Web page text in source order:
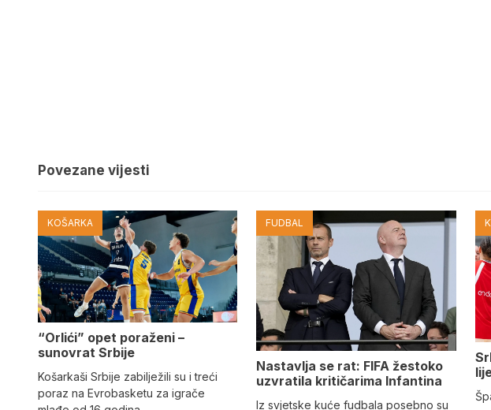
Povezane vijesti
KOŠARKA
“Orlići” opet poraženi –
sunovrat Srbije
Košarkaši Srbije zabilježili su i treći
poraz na Evrobasketu za igrače
FUDBAL
Nastavlja se rat: FIFA žestoko
uzvratila kritičarima Infantina
Iz svjetske kuće fudbala posebno su